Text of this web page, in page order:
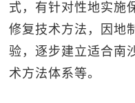
式，有针对性地实施
修复技术方法，因地
验，逐步建立适合南
术方法体系等。